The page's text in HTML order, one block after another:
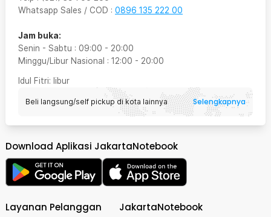
Whatsapp Sales / COD : 0896 135 222 00
Jam buka:
Senin - Sabtu : 09:00 - 20:00
Minggu/Libur Nasional : 12:00 - 20:00
Idul Fitri: libur
Beli langsung/self pickup di kota lainnya Selengkapnya
Download Aplikasi JakartaNotebook
Layanan Pelanggan JakartaNotebook